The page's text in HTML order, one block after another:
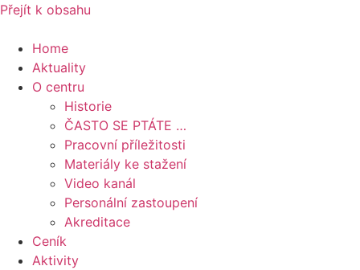
Přejít k obsahu
Home
Aktuality
O centru
Historie
ČASTO SE PTÁTE …
Pracovní příležitosti
Materiály ke stažení
Video kanál
Personální zastoupení
Akreditace
Ceník
Aktivity